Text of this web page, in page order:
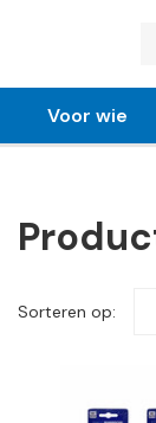
Voor wie
Sorteren op: